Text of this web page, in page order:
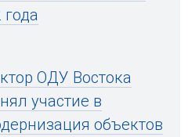
ОДУ Востока
участие в
объектов